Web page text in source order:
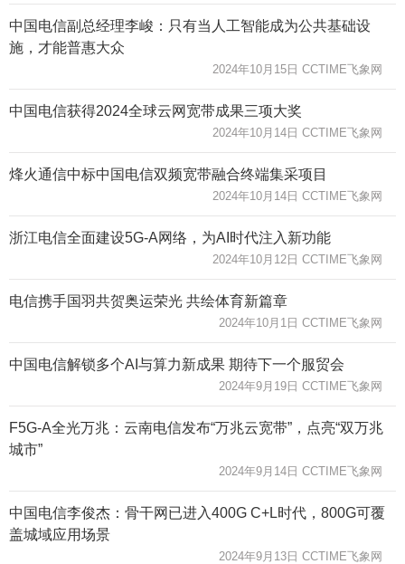
中国电信副总经理李峻：只有当人工智能成为公共基础设
施，才能普惠大众
2024年10月15日 CCTIME飞象网
中国电信获得2024全球云网宽带成果三项大奖
2024年10月14日 CCTIME飞象网
烽火通信中标中国电信双频宽带融合终端集采项目
2024年10月14日 CCTIME飞象网
浙江电信全面建设5G-A网络，为AI时代注入新功能
2024年10月12日 CCTIME飞象网
电信携手国羽共贺奥运荣光 共绘体育新篇章
2024年10月1日 CCTIME飞象网
中国电信解锁多个AI与算力新成果 期待下一个服贸会
2024年9月19日 CCTIME飞象网
F5G-A全光万兆：云南电信发布“万兆云宽带”，点亮“双万兆
城市”
2024年9月14日 CCTIME飞象网
中国电信李俊杰：骨干网已进入400G C+L时代，800G可覆
盖城域应用场景
2024年9月13日 CCTIME飞象网